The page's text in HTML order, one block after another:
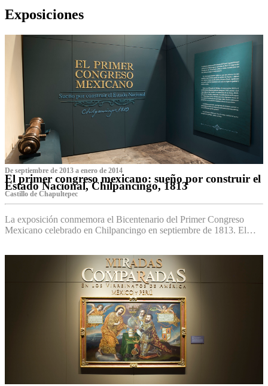
Exposiciones
De septiembre de 2013 a enero de 2014
El primer congreso mexicano: sueño por construir el
Estado Nacional, Chilpancingo, 1813
Castillo de Chapultepec
La exposición conmemora el Bicentenario del Primer Congreso
Mexicano celebrado en Chilpancingo en septiembre de 1813. El…